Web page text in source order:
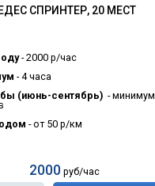
СПРИНТЕР, 20 МЕСТ
- 2000 р/час
- 4 часа
(июнь-сентябрь)- минимум
- от 50 р/км
2000 руб/час